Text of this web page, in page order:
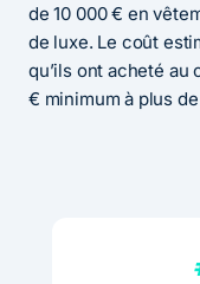
de 10 000 € en
de luxe. Le coût
qu’ils ont acheté
€ minimum à plus